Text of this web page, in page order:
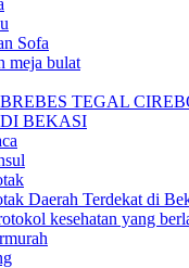
Sofa
meja bulat
TEGAL
DI BEKASI
Daerah Terdekat di
kesehatan yang